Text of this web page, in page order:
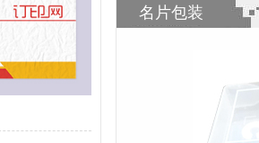
名片包装